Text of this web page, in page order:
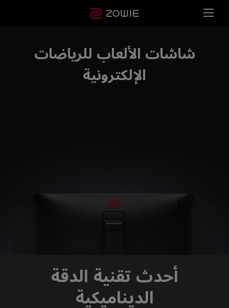
شاشات الألعاب للرياضات
الإلكترونية
أحدث تقنية الدقة
الديناميكية